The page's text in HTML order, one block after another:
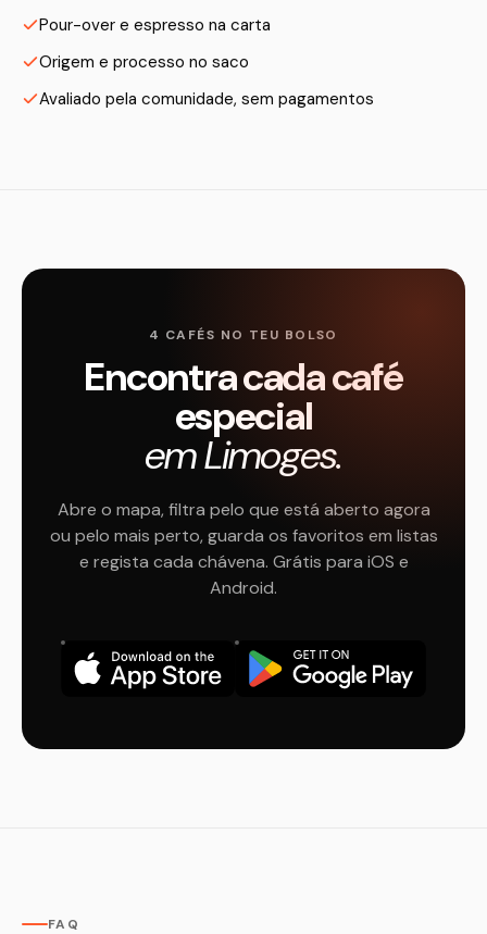
Pour-over e espresso na carta
Origem e processo no saco
Avaliado pela comunidade, sem pagamentos
4 CAFÉS NO TEU BOLSO
Encontra cada café
especial
em Limoges.
Abre o mapa, filtra pelo que está aberto agora
ou pelo mais perto, guarda os favoritos em listas
e regista cada chávena. Grátis para iOS e
Android.
FAQ